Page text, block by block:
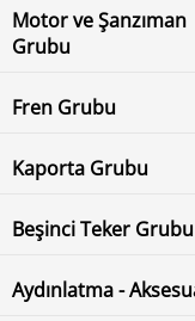
Motor ve Şanzıman
Grubu
Fren Grubu
Kaporta Grubu
Beşinci Teker Grubu
Aydınlatma -